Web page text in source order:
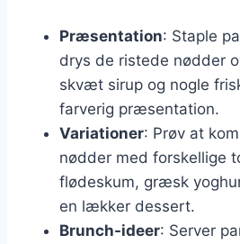
Præsentation: Staple
drys de ristede nødder
skvæt sirup og nogle
farverig præsentation.
Variationer: Prøv at
nødder med forskellige
flødeskum, græsk
en lækker dessert.
Brunch-ideer: Server